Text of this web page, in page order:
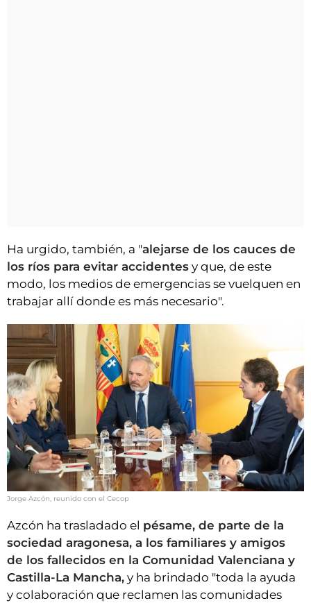
Ha urgido, también, a "alejarse de los cauces de
los ríos para evitar accidentes y que, de este
modo, los medios de emergencias se vuelquen en
trabajar allí donde es más necesario".
Jorge Azcón, reunido con el Cecop
Azcón ha trasladado el pésame, de parte de la
sociedad aragonesa, a los familiares y amigos
de los fallecidos en la Comunidad Valenciana y
Castilla-La Mancha, y ha brindado "toda la ayuda
y colaboración que reclamen las comunidades